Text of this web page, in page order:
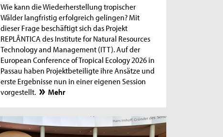
Wie kann die Wiederherstellung tropischer
Wälder langfristig erfolgreich gelingen? Mit
dieser Frage beschäftigt sich das Projekt
REPLÂNTICA des Institute for Natural Resources
Technology and Management (ITT). Auf der
European Conference of Tropical Ecology 2026 in
Passau haben Projektbeteiligte ihre Ansätze und
erste Ergebnisse nun in einer eigenen Session
vorgestellt.
Mehr